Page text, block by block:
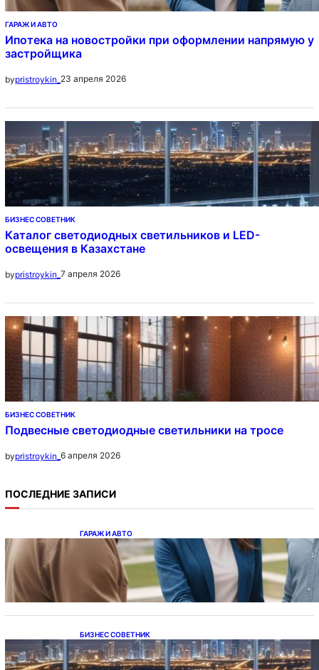
ГАРАЖ И АВТО
Ипотека на новостройки при оформлении напрямую у
застройщика
bypristroykin_ 23 апреля 2026
БИЗНЕС СОВЕТНИК
Каталог светодиодных светильников и LED-
освещения в Казахстане
bypristroykin_ 7 апреля 2026
БИЗНЕС СОВЕТНИК
Подвесные светодиодные светильники на тросе
bypristroykin_ 6 апреля 2026
ПОСЛЕДНИЕ ЗАПИСИ
ГАРАЖ И АВТО
Ипотека на новостройки при оформлении
напрямую у застройщика
БИЗНЕС СОВЕТНИК
Каталог светодиодных светильников и
LED-освещения в Казахстане